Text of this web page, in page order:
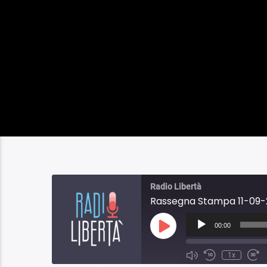
Radio Libertà
Rassegna Stampa 11-
Play
Episode
Audio
Player
00:00
1x